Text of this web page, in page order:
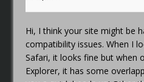
Hi, I think your site might be
compatibility issues. When I
Safari, it looks fine but when
Explorer, it has some